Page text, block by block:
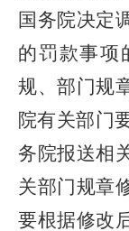
国务院决定
的罚款事项
规、部门规
院有关部门
务院报送相
关部门规章
要根据修改